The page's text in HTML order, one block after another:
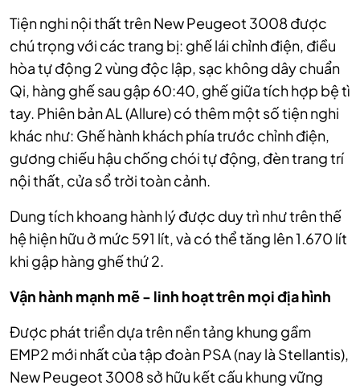
Tiện nghi nội thất trên New Peugeot 3008 được
chú trọng với các trang bị: ghế lái chỉnh điện, điều
hòa tự động 2 vùng độc lập, sạc không dây chuẩn
Qi, hàng ghế sau gập 60:40, ghế giữa tích hợp bệ tì
tay. Phiên bản AL (Allure) có thêm một số tiện nghi
khác như: Ghế hành khách phía trước chỉnh điện,
gương chiếu hậu chống chói tự động, đèn trang trí
nội thất, cửa sổ trời toàn cảnh.
Dung tích khoang hành lý được duy trì như trên thế
hệ hiện hữu ở mức 591 lít, và có thể tăng lên 1.670 lít
khi gập hàng ghế thứ 2.
Vận hành mạnh mẽ - linh hoạt trên mọi địa hình
Được phát triển dựa trên nền tảng khung gầm
EMP2 mới nhất của tập đoàn PSA (nay là Stellantis),
New Peugeot 3008 sở hữu kết cấu khung vững